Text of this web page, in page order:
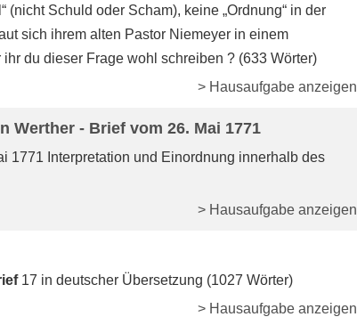
(nicht Schuld oder Scham), keine „Ordnung“ in der
sich ihrem alten Pastor Niemeyer in einem
ihr du dieser Frage wohl schreiben ? (633 Wörter)
> Hausaufgabe anzeigen
Werther - Brief vom 26. Mai 1771
1771 Interpretation und Einordnung innerhalb des
> Hausaufgabe anzeigen
17 in deutscher Übersetzung (1027 Wörter)
> Hausaufgabe anzeigen